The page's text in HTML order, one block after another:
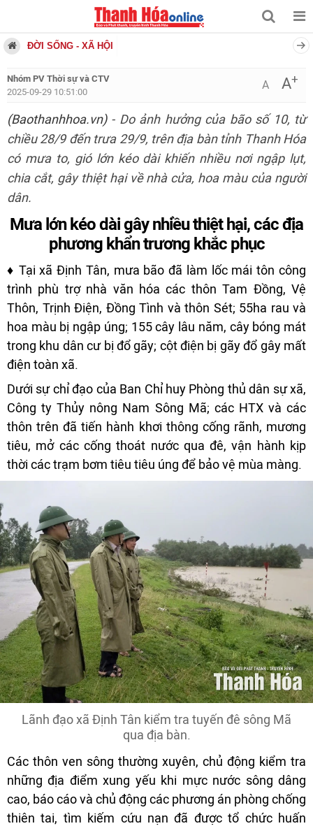
ĐỜI SỐNG - XÃ HỘI
Nhóm PV Thời sự và CTV
2025-09-29 10:51:00
A A+
(Baothanhhoa.vn)- Do ảnh hưởng của bão số 10, từ
chiều 28/9 đến trưa 29/9, trên địa bàn tỉnh Thanh Hóa
có mưa to, gió lớn kéo dài khiến nhiều nơi ngập lụt,
chia cắt, gây thiệt hại về nhà cửa, hoa màu của người
dân.
Mưa lớn kéo dài gây nhiều thiệt hại, các địa
phương khẩn trương khắc phục
♦ Tại xã Định Tân, mưa bão đã làm lốc mái tôn công
trình phù trợ nhà văn hóa các thôn Tam Đồng, Vệ
Thôn, Trịnh Điện, Đồng Tình và thôn Sét; 55ha rau và
hoa màu bị ngập úng; 155 cây lâu năm, cây bóng mát
trong khu dân cư bị đổ gãy; cột điện bị gãy đổ gây mất
điện toàn xã.
Dưới sự chỉ đạo của Ban Chỉ huy Phòng thủ dân sự xã,
Công ty Thủy nông Nam Sông Mã; các HTX và các
thôn trên đã tiến hành khơi thông cống rãnh, mương
tiêu, mở các cống thoát nước qua đê, vận hành kịp
thời các trạm bơm tiêu tiêu úng để bảo vệ mùa màng.
Lãnh đạo xã Định Tân kiểm tra tuyến đê sông Mã
qua địa bàn.
Các thôn ven sông thường xuyên, chủ động kiểm tra
những địa điểm xung yếu khi mực nước sông dâng
cao, báo cáo và chủ động các phương án phòng chống
thiên tai, tìm kiếm cứu nạn đã được tổ chức huấn